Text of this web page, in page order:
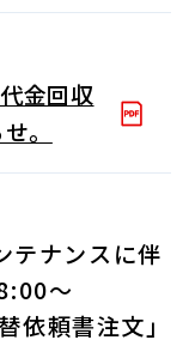
金回収
。
テナンスに伴
～
依頼書注文」